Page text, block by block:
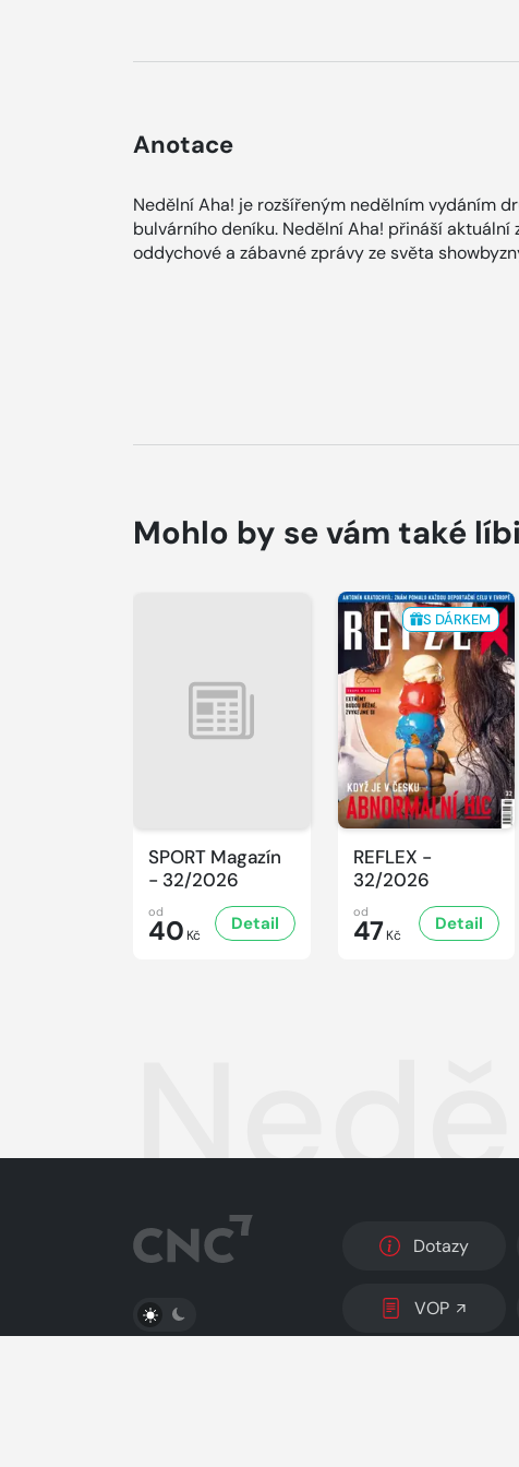
Anotace
Nedělní Aha! je rozšířeným nedělním vydáním
bulvárního deníku. Nedělní Aha! přináší
oddychové a zábavné zprávy ze světa
Mohlo by se vám také
SPORT Magazín
- 32/2026
od
40 Kč
Detail
S DÁRKEM
REFLEX -
32/2026
od
47 Kč
Detail
PŘEPNOUT SVĚTLÝ/TMAVÝ REŽIM
Dotazy
VOP